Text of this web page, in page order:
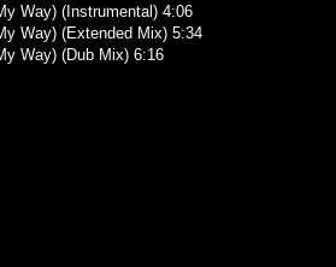
Way) (Instrumental) 4:06
Way) (Extended Mix) 5:34
Way) (Dub Mix) 6:16